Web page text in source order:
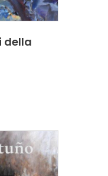
della